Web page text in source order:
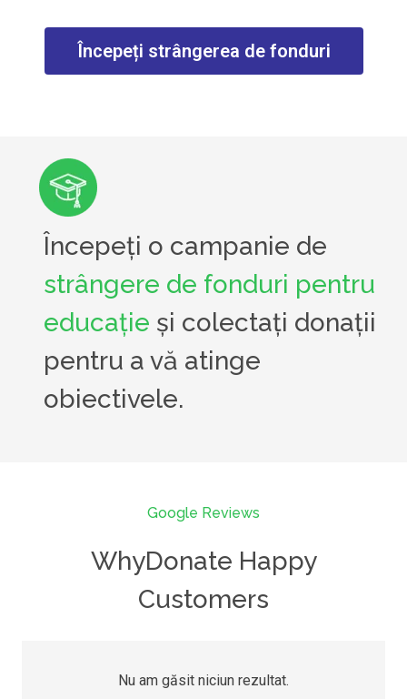
Începeți strângerea de fonduri
Începeți o campanie de
strângere de fonduri pentru
educație și colectați donații
pentru a vă atinge
obiectivele.
Google Reviews
WhyDonate Happy
Customers
Nu am găsit niciun rezultat.